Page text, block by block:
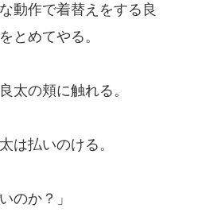
動作で着替えをする良
とめてやる。
太の頬に触れる。
は払いのける。
のか？」